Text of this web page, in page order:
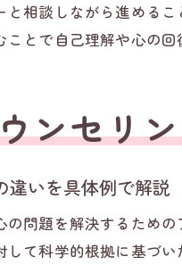
相談しながら進める
とで自己理解や心の回
ンセリ
違いを具体例で解説
問題を解決するため
て科学的根拠に基づ